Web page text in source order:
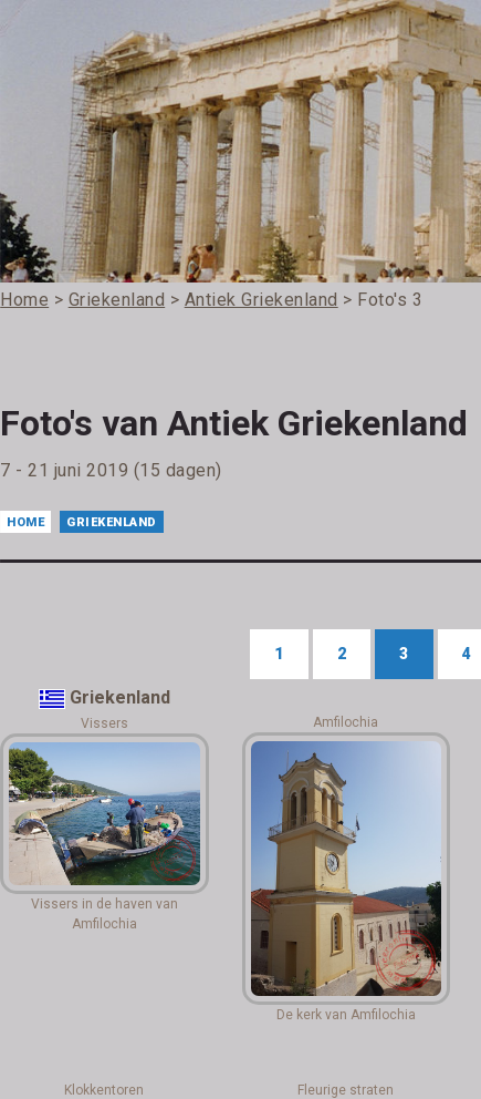
Home > Griekenland > Antiek Griekenland > Foto's 3
Foto's van Antiek Griekenland
7 - 21 juni 2019 (15 dagen)
HOME GRIEKENLAND
1 2 3 4
Griekenland
Vissers
Vissers in de haven van
Amfilochia
Amfilochia
De kerk van Amfilochia
Klokkentoren Fleurige straten